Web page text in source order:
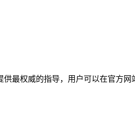
最权威的指导，用户可以在官方网